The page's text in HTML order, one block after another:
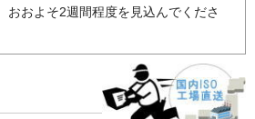
おおよそ2週間程度を見込んでくださ